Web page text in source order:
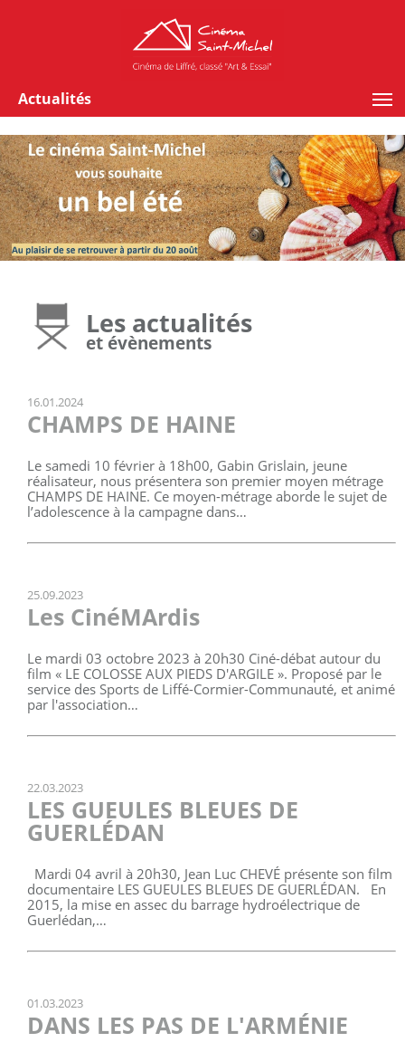
Actualités
Les actualités
et évènements
16.01.2024
CHAMPS DE HAINE
Le samedi 10 février à 18h00, Gabin Grislain, jeune
réalisateur, nous présentera son premier moyen métrage
CHAMPS DE HAINE. Ce moyen-métrage aborde le sujet de
l’adolescence à la campagne dans…
25.09.2023
Les CinéMArdis
Le mardi 03 octobre 2023 à 20h30 Ciné-débat autour du
film « LE COLOSSE AUX PIEDS D'ARGILE ». Proposé par le
service des Sports de Liffé-Cormier-Communauté, et animé
par l'association…
22.03.2023
LES GUEULES BLEUES DE
GUERLÉDAN
Mardi 04 avril à 20h30, Jean Luc CHEVÉ présente son film
documentaire LES GUEULES BLEUES DE GUERLÉDAN. En
2015, la mise en assec du barrage hydroélectrique de
Guerlédan,…
01.03.2023
DANS LES PAS DE L'ARMÉNIE